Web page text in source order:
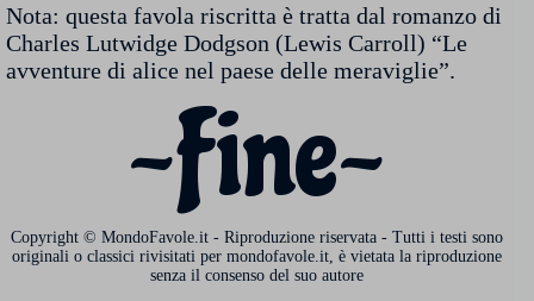
Nota: questa favola riscritta è tratta dal romanzo di
Charles Lutwidge Dodgson (Lewis Carroll) “Le
avventure di alice nel paese delle meraviglie”.
~Fine~
Copyright © MondoFavole.it - Riproduzione riservata - Tutti i testi sono
originali o classici rivisitati per mondofavole.it, è vietata la riproduzione
senza il consenso del suo autore